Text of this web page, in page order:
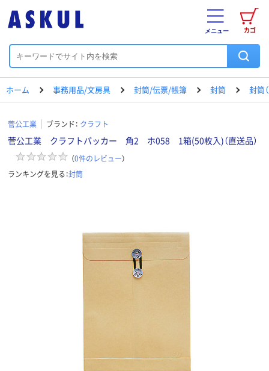
カゴ
メニュー
ホーム 事務用品/文房具 封筒/伝票/帳簿 封筒 封筒
菅公工業 ブランド： クラフト
菅公工業 クラフトパッカー 角2 ホ058 1箱(50枚入)（直送品）
（0件のレビュー）
ランキングを見る：封筒